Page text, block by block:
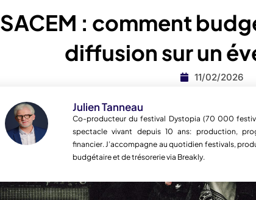
SACEM : comment
diffusion sur un
11/02/2026
Julien Tanneau
Co-producteur du festival Dystopia (70 000
spectacle vivant depuis 10 ans: production,
financier. J’accompagne au quotidien festivals,
budgétaire et de trésorerie via Breakly.